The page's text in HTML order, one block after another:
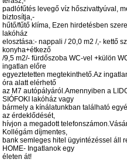
padlófűtés levegő víz hőszivattyúval,
biztosítja,-
hűtő/fűtő klíma, Ezen hirdetésben
lakóház
elosztása:- nappali / 20,0 m2 /,- kettő
konyha+étkező
/9,5 m2/- fürdőszoba WC-vel +külön
ingatlan előre
egyeztetetten megtekinthető.Az
óra alatt elérhető
az M7 autópályáról.Amennyiben a
SIÓFOKI lakóház vagy
bármely a kínálatunkban található
az érdeklődését,
hívjon a megadott
Kollégám díjmentes,
bank semleges hitel ügyintézéssel áll
HOME- Ingatlanok egy
életen át!